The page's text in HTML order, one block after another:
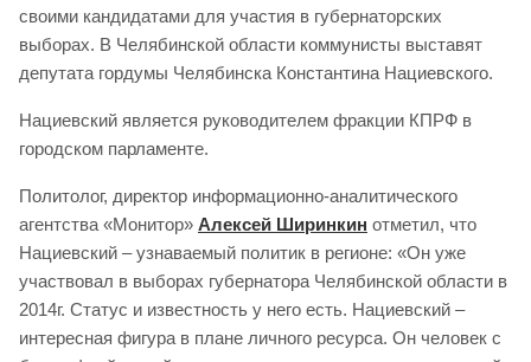
своими кандидатами для участия в губернаторских
выборах. В Челябинской области коммунисты выставят
депутата гордумы Челябинска Константина Нациевского.
Нациевский является руководителем фракции КПРФ в
городском парламенте.
Политолог, директор информационно-аналитического
агентства «Монитор» Алексей Ширинкин отметил, что
Нациевский – узнаваемый политик в регионе: «Он уже
участвовал в выборах губернатора Челябинской области в
2014г. Статус и известность у него есть. Нациевский –
интересная фигура в плане личного ресурса. Он человек с